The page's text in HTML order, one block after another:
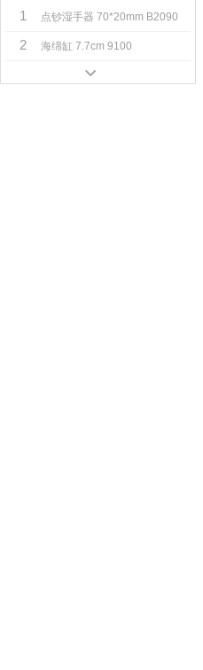
1 点钞湿手器 70*20mm B2090
2 海绵缸 7.7cm 9100